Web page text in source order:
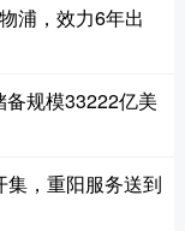
浦，效力6年出
规模33222亿美
集，重阳服务送到